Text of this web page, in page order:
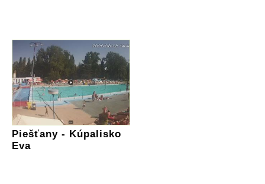
Piešťany - Kúpalisko
Eva